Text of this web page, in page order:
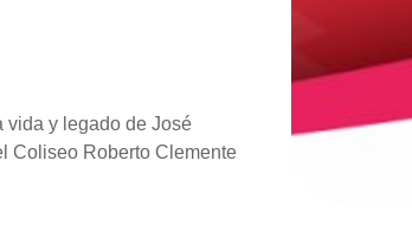
vida y legado de José
Coliseo Roberto Clemente